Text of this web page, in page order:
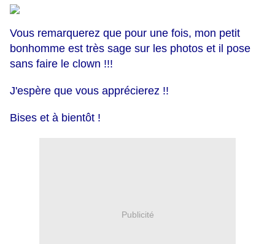
Vous remarquerez que pour une fois, mon petit
bonhomme est très sage sur les photos et il pose
sans faire le clown !!!
J'espère que vous apprécierez !!
Bises et à bientôt !
Publicité